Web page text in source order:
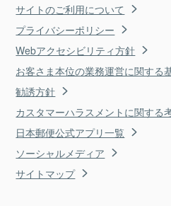
サイトのご利用について
プライバシーポリシー
Webアクセシビリティ方針
お客さま本位の業務運営に関する
勧誘方針
カスタマーハラスメントに関する
日本郵便公式アプリ一覧
ソーシャルメディア
サイトマップ